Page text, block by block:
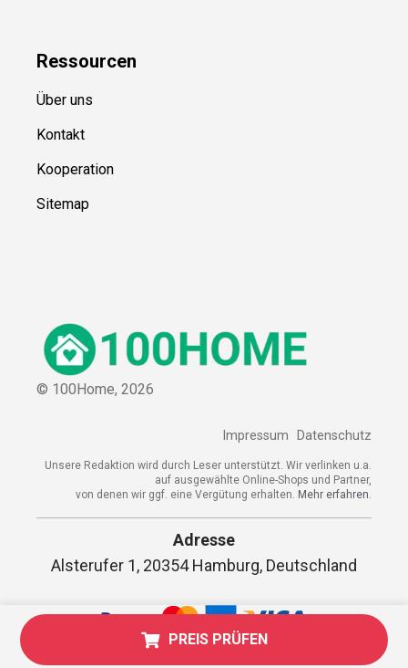
PREIS PRÜFEN
Ressourcen
Über uns
Kontakt
Kooperation
Sitemap
© 100Home, 2026
Impressum Datenschutz
Unsere Redaktion wird durch Leser unterstützt. Wir verlinken u.a.
auf ausgewählte Online-Shops und Partner,
von denen wir ggf. eine Vergütung erhalten. Mehr erfahren.
Adresse
Alsterufer 1, 20354 Hamburg, Deutschland